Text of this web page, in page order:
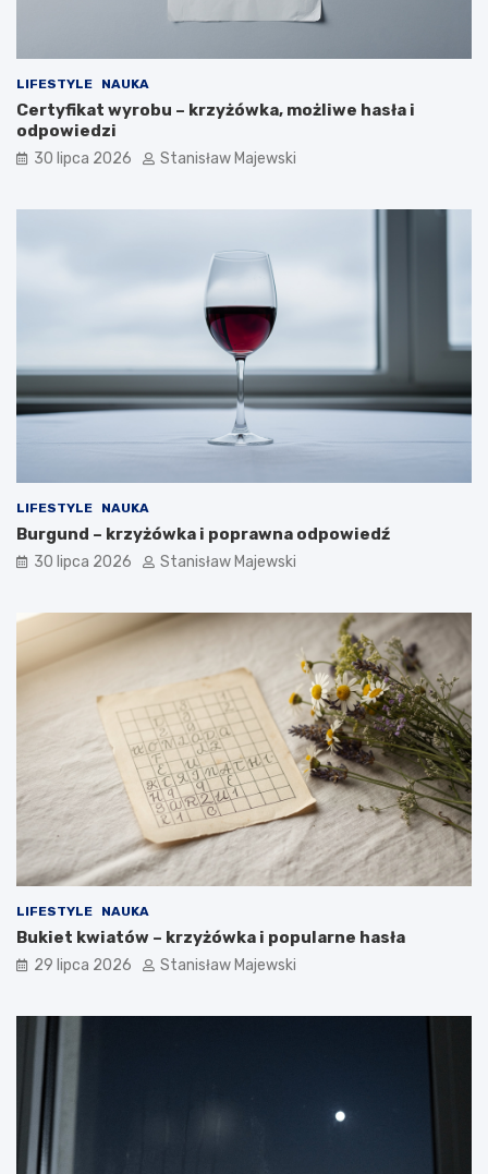
LIFESTYLE NAUKA
Certyfikat wyrobu – krzyżówka, możliwe hasła i
odpowiedzi
30 lipca 2026 Stanisław Majewski
LIFESTYLE NAUKA
Burgund – krzyżówka i poprawna odpowiedź
30 lipca 2026 Stanisław Majewski
LIFESTYLE NAUKA
Bukiet kwiatów – krzyżówka i popularne hasła
29 lipca 2026 Stanisław Majewski